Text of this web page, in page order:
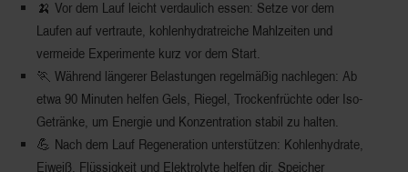
🍌 Vor dem Lauf leicht verdaulich essen: Setze vor dem
Laufen auf vertraute, kohlenhydratreiche Mahlzeiten und
vermeide Experimente kurz vor dem Start.
🏃 Während längerer Belastungen regelmäßig nachlegen: Ab
etwa 90 Minuten helfen Gels, Riegel, Trockenfrüchte oder Iso-
Getränke, um Energie und Konzentration stabil zu halten.
💪 Nach dem Lauf Regeneration unterstützen: Kohlenhydrate,
Eiweiß, Flüssigkeit und Elektrolyte helfen dir, Speicher